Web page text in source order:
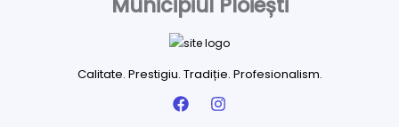
Calitate. Prestigiu. Tradiție. Profesionalism.